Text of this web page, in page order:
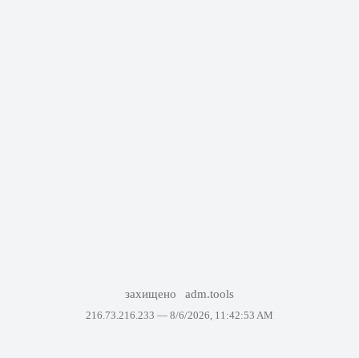
захищено adm.tools
216.73.216.233 — 8/6/2026, 11:42:53 AM